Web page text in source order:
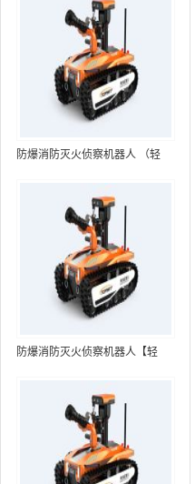
防爆消防灭火侦察机器人 （轻
MC80BD（第6代）
防爆消防灭火侦察机器人【轻
装置+语音控制+跟随功能+5G控